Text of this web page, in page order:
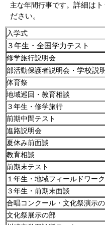
主な年間行事です。 詳細は
ださい。
入学式
３年生・全国学力テスト
修学旅行説明会
部活動保護者説明会・ 学校説
体育祭
地域巡回・教育相談
３年生・修学旅行
前期中間テスト
進路説明会
夏休み前面談
教育相談
前期末テスト
１年生・地域フィールドワー
３年生・前期末面談
合唱コンクール・文化祭演示
文化祭展示の部